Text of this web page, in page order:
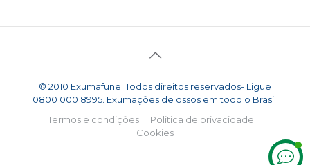
© 2010 Exumafune. Todos direitos reservados- Ligue
0800 000 8995. Exumações de ossos em todo o Brasil.
Termos e condições
Politica de privacidade
Cookies